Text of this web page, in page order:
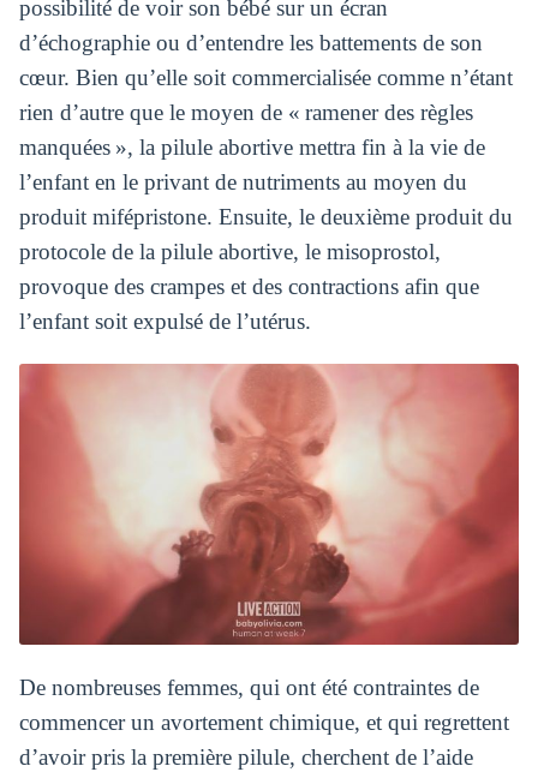
possibilité de voir son bébé sur un écran
d’échographie ou d’entendre les battements de son
cœur. Bien qu’elle soit commercialisée comme n’étant
rien d’autre que le moyen de « ramener des règles
manquées », la pilule abortive mettra fin à la vie de
l’enfant en le privant de nutriments au moyen du
produit mifépristone. Ensuite, le deuxième produit du
protocole de la pilule abortive, le misoprostol,
provoque des crampes et des contractions afin que
l’enfant soit expulsé de l’utérus.
De nombreuses femmes, qui ont été contraintes de
commencer un avortement chimique, et qui regrettent
d’avoir pris la première pilule, cherchent de l’aide